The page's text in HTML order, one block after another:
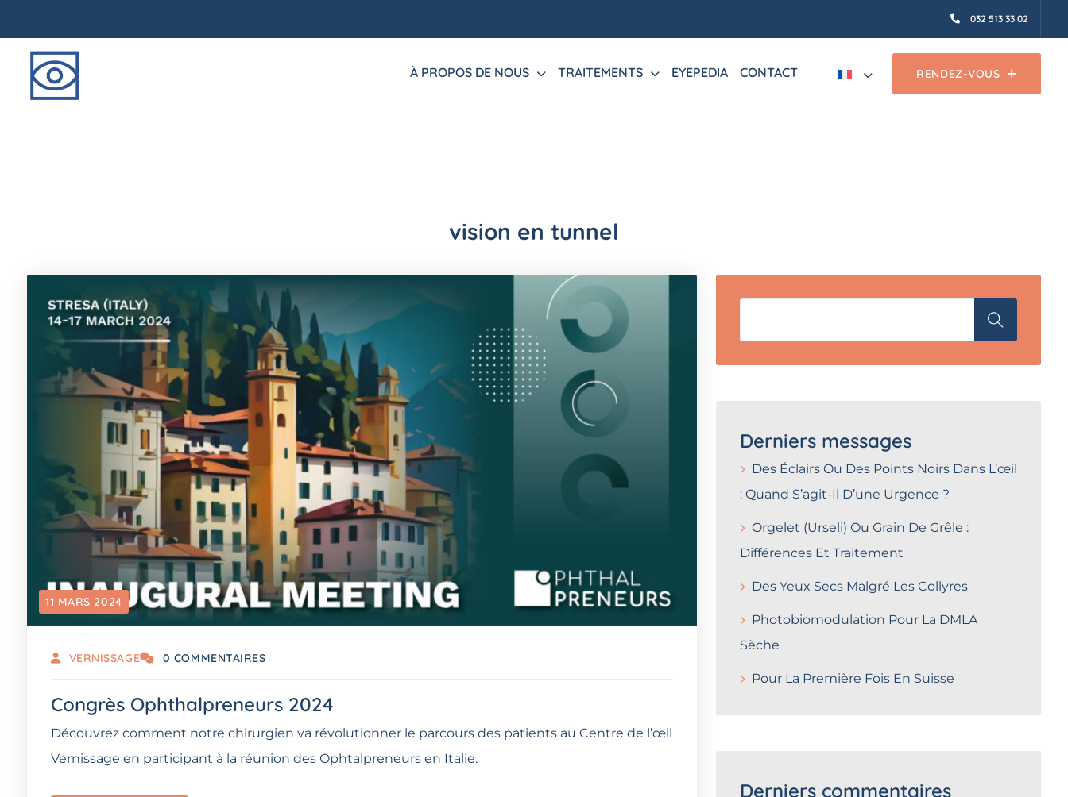
032 513 33 02
À PROPOS DE NOUS TRAITEMENTS EYEPEDIA CONTACT RENDEZ-VOUS
vision en tunnel
11 MARS 2024
VERNISSAGE 0 COMMENTAIRES
Congrès Ophthalpreneurs 2024
Découvrez comment notre chirurgien va révolutionner le parcours des patients au Centre de l’œil
Vernissage en participant à la réunion des Ophtalpreneurs en Italie.
Derniers messages
Des Éclairs Ou Des Points Noirs Dans L’œil
: Quand S’agit-Il D’une Urgence ?
Orgelet (Urseli) Ou Grain De Grêle :
Différences Et Traitement
Des Yeux Secs Malgré Les Collyres
Photobiomodulation Pour La DMLA
Sèche
Pour La Première Fois En Suisse
Derniers commentaires